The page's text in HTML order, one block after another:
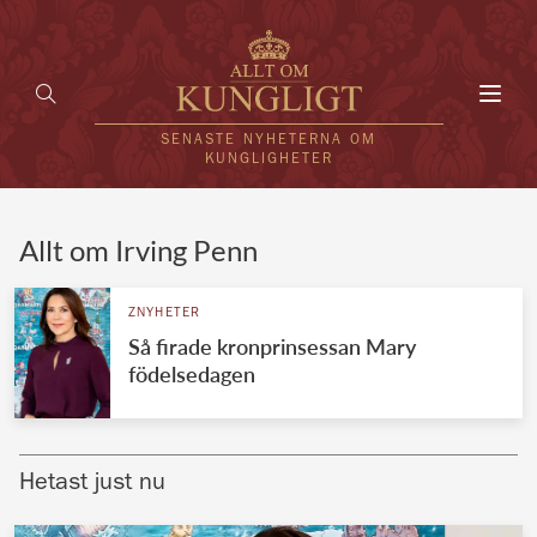
SENASTE NYHETERNA OM
KUNGLIGHETER
UTLÄNDSKT
VÄRLDENS KUNGAHUS
Brittiska kungahuset
Allt om Irving Penn
ZNYHETER
Så firade kronprinsessan Mary
födelsedagen
Hetast just nu